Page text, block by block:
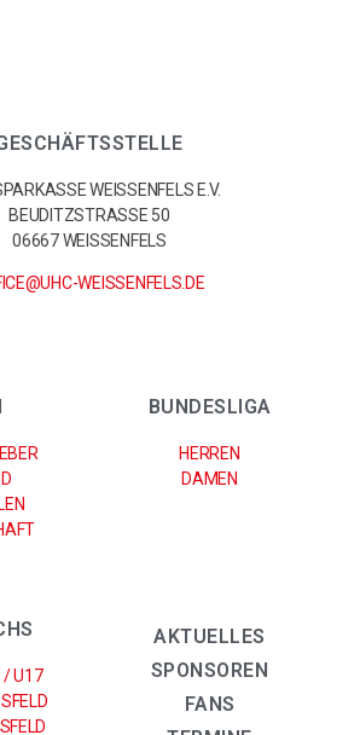
WEISSENFELS E.V.
BEUDITZSTRASSE 50
06667 WEISSENFELS
WEISSENFELS.DE
BUNDESLIGA
HERREN
DAMEN
/ U17
AKTUELLES
SPONSOREN
FANS